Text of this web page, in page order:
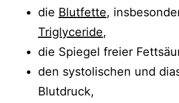
die Blutfette,
Triglyceride,
die Spiegel freier
den systolischen und
Blutdruck,